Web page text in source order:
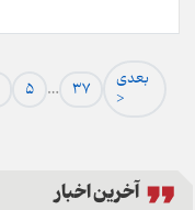
5 … 37
بعدی
>
آخرین اخبار